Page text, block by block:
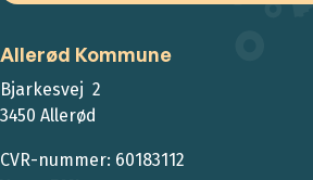
Allerød Kommune
Bjarkesvej 2
3450 Allerød
CVR-nummer: 60183112